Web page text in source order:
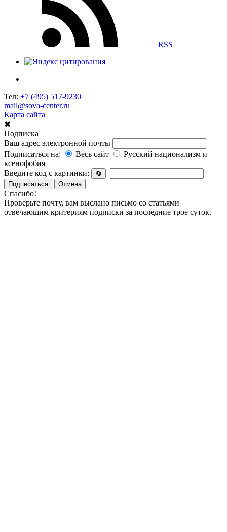
RSS
Тел: +7 (495) 517-9230
mail@sova-center.ru
Карта сайта
✖
Подписка
Ваш адрес электронной почты
Подписаться на:
Весь сайт
Русский национализм и
ксенофобия
Введите код с картинки:
🔄
Подписаться
Отмена
Спасибо!
Проверьте почту, вам выслано письмо со статьями
отвечающим критериям подписки за последние трое суток.